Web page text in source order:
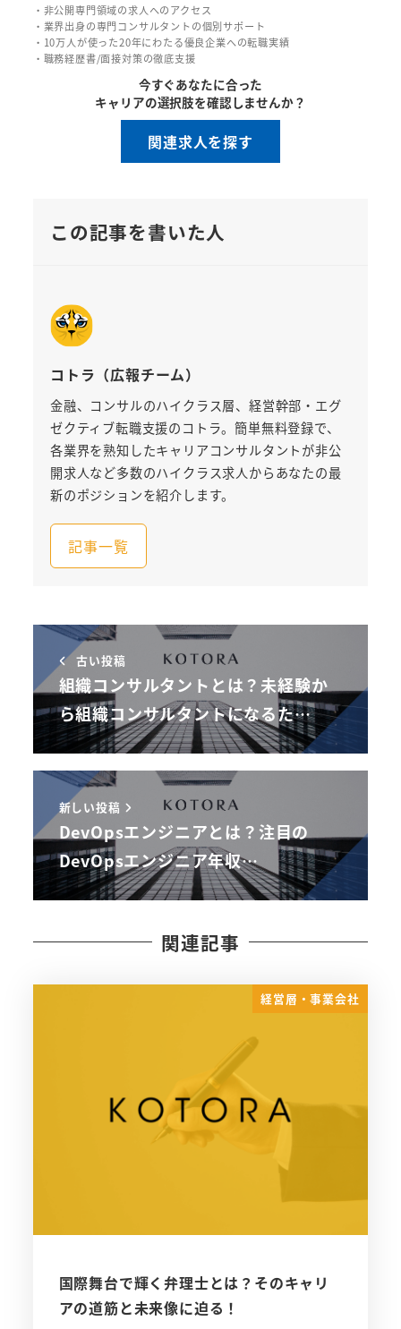
・非公開専門領域の求人へのアクセス
・業界出身の専門コンサルタントの個別サポート
・10万人が使った20年にわたる優良企業への転職実績
・職務経歴書/面接対策の徹底支援
今すぐあなたに合った
キャリアの選択肢を確認しませんか？
関連求人を探す
この記事を書いた人
コトラ（広報チーム）
金融、コンサルのハイクラス層、経営幹部・エグ
ゼクティブ転職支援のコトラ。簡単無料登録で、
各業界を熟知したキャリアコンサルタントが非公
開求人など多数のハイクラス求人からあなたの最
新のポジションを紹介します。
記事一覧
古い投稿
組織コンサルタントとは？未経験か
ら組織コンサルタントになるた…
新しい投稿
DevOpsエンジニアとは？注目の
DevOpsエンジニア年収…
関連記事
経営層・事業会社
国際舞台で輝く弁理士とは？そのキャリ
アの道筋と未来像に迫る！